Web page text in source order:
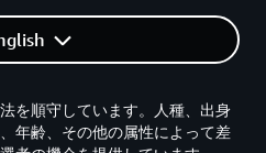
を順守しています。人種、出身
年齢、その他の属性によって差